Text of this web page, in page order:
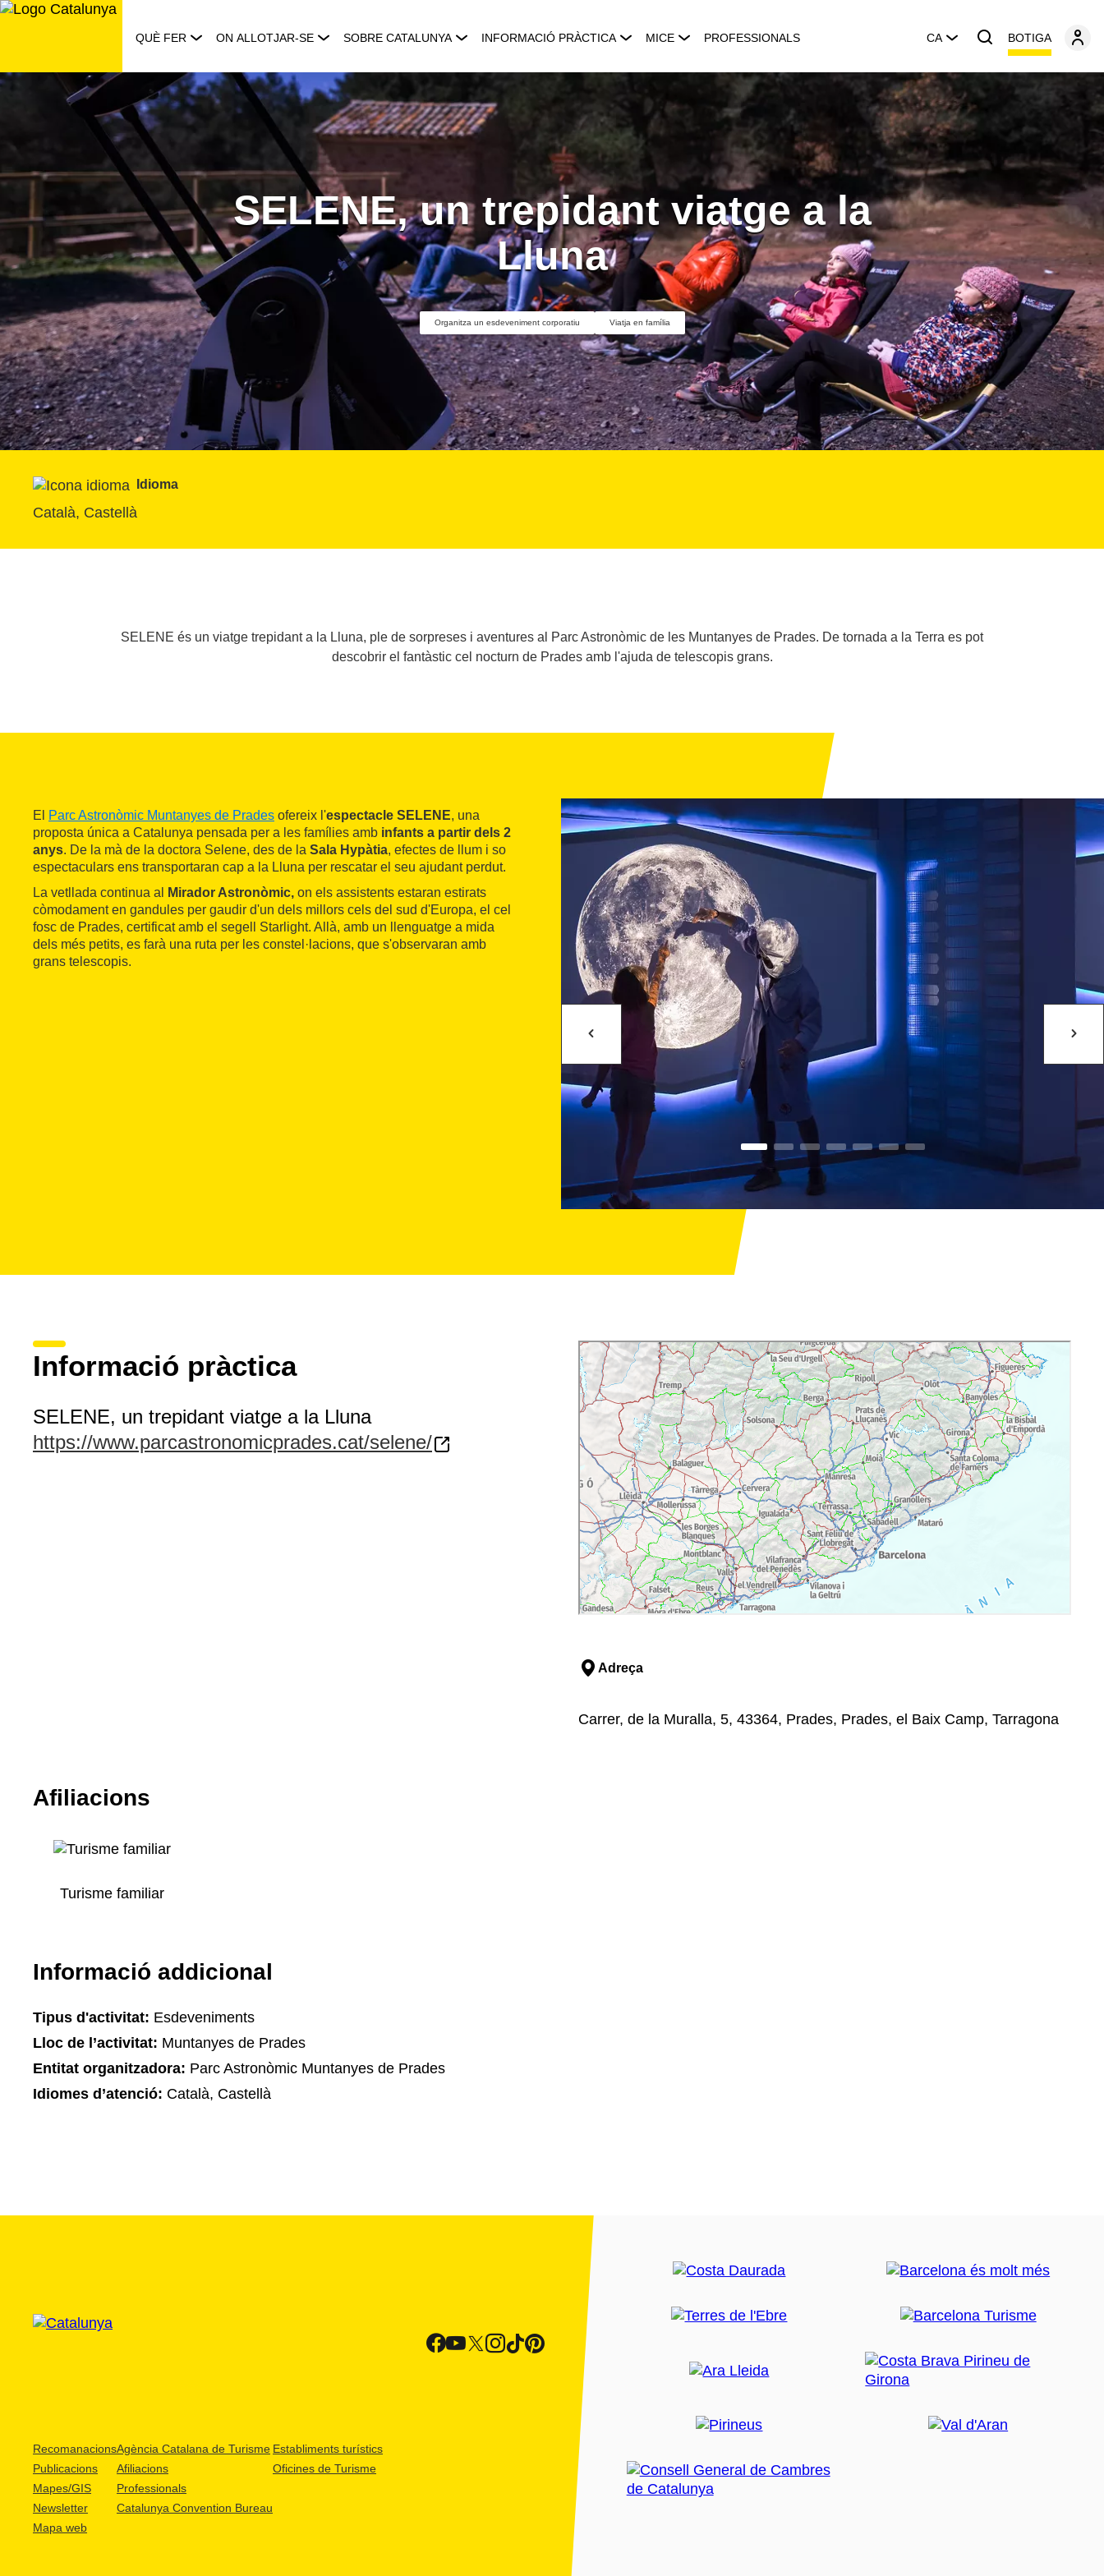
Saltar
QUÈ FER ON ALLOTJAR-SE SOBRE CATALUNYA INFORMACIÓ PRÀCTICA MICE PROFESSIONALS CA BOTIGA
SELENE, un trepidant viatge a la
Lluna
Organitza un esdeveniment corporatiu Viatja en família
Idioma
Català, Castellà
SELENE és un viatge trepidant a la Lluna, ple de sorpreses i aventures al Parc Astronòmic de les Muntanyes de Prades. De tornada a la Terra es pot
descobrir el fantàstic cel nocturn de Prades amb l'ajuda de telescopis grans.
El Parc Astronòmic Muntanyes de Prades ofereix l'espectacle SELENE, una
proposta única a Catalunya pensada per a les famílies amb infants a partir dels 2
anys. De la mà de la doctora Selene, des de la Sala Hypàtia, efectes de llum i so
espectaculars ens transportaran cap a la Lluna per rescatar el seu ajudant perdut.
La vetllada continua al
Mirador Astronòmic, on els assistents estaran estirats
còmodament en gandules per gaudir d'un dels millors cels del sud d'Europa, el cel
fosc de Prades, certificat amb el segell Starlight. Allà, amb un llenguatge a mida
dels més petits, es farà una ruta per les constel·lacions, que s'observaran amb
grans telescopis.
Informació pràctica
SELENE, un trepidant viatge a la Lluna
https://www.parcastronomicprades.cat/selene/
Adreça
Carrer, de la Muralla, 5, 43364, Prades, Prades, el Baix Camp, Tarragona
Afiliacions
Turisme familiar
Informació addicional
Tipus d'activitat: Esdeveniments
Lloc de l’activitat: Muntanyes de Prades
Entitat organitzadora: Parc Astronòmic Muntanyes de Prades
Idiomes d’atenció: Català, Castellà
Recomanacions
Publicacions
Mapes/GIS
Newsletter
Mapa web
Agència Catalana de Turisme
Afiliacions
Professionals
Catalunya Convention Bureau
Establiments turístics
Oficines de Turisme